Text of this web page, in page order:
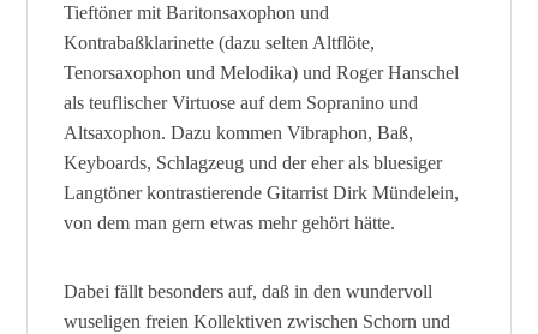
Tieftöner mit Baritonsaxophon und
Kontrabaßklarinette (dazu selten Altflöte,
Tenorsaxophon und Melodika) und Roger Hanschel
als teuflischer Virtuose auf dem Sopranino und
Altsaxophon. Dazu kommen Vibraphon, Baß,
Keyboards, Schlagzeug und der eher als bluesiger
Langtöner kontrastierende Gitarrist Dirk Mündelein,
von dem man gern etwas mehr gehört hätte.
Dabei fällt besonders auf, daß in den wundervoll
wuseligen freien Kollektiven zwischen Schorn und